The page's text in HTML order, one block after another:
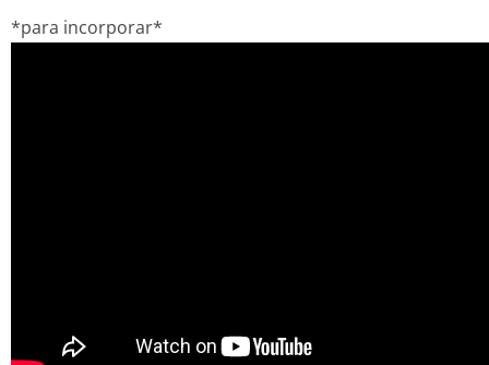
*para incorporar*